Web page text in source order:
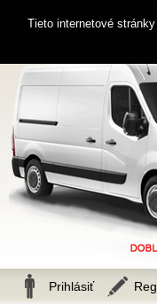
Zákaznícka linka
Prihlásiť
Tieto internetové